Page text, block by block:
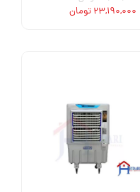
۲۳,۱۹۰,۰۰۰ تومان